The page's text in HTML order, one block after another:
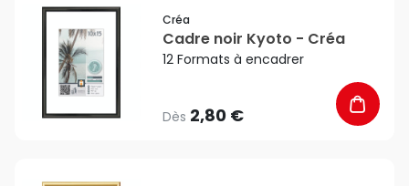
Créa
Cadre noir Kyoto - Créa
12 Formats à encadrer
Dès 2,80 €